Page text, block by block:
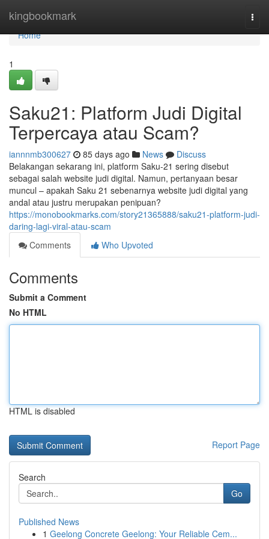
kingbookmark
Home
Home
1
Saku21: Platform Judi Digital
Terpercaya atau Scam?
iannnmb300627 85 days ago News
Discuss
Belakangan sekarang ini, platform Saku-21 sering disebut
sebagai salah website judi digital. Namun, pertanyaan besar
muncul – apakah Saku 21 sebenarnya website judi digital yang
andal atau justru merupakan penipuan?
https://monobookmarks.com/story21365888/saku21-platform-judi-
daring-lagi-viral-atau-scam
Comments
Who Upvoted
Comments
Submit a Comment
No HTML
HTML is disabled
Report Page
Search
Go
Published News
1 Geelong Concrete Geelong: Your Reliable Cem...